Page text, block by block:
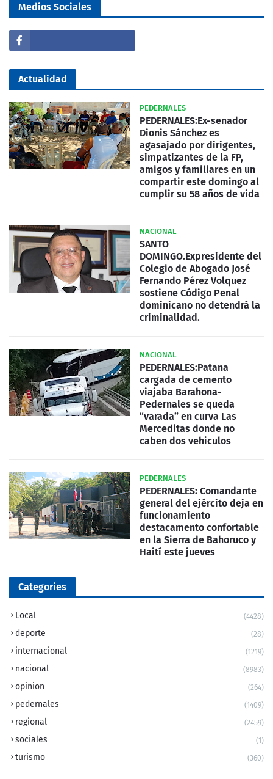
Medios Sociales
Actualidad
PEDERNALES
PEDERNALES:Ex-senador
Dionis Sánchez es
agasajado por dirigentes,
simpatizantes de la FP,
amigos y familiares en un
compartir este domingo al
cumplir su 58 años de vida
NACIONAL
SANTO
DOMINGO.Expresidente del
Colegio de Abogado José
Fernando Pérez Volquez
sostiene Código Penal
dominicano no detendrá la
criminalidad.
NACIONAL
PEDERNALES:Patana
cargada de cemento
viajaba Barahona-
Pedernales se queda
“varada” en curva Las
Merceditas donde no
caben dos vehiculos
PEDERNALES
PEDERNALES: Comandante
general del ejército deja en
funcionamiento
destacamento confortable
en la Sierra de Bahoruco y
Haití este jueves
Categories
Local (4428)
deporte (28)
internacional (1219)
nacional (8983)
opinion (264)
pedernales (1409)
regional (2459)
sociales (1)
turismo (360)